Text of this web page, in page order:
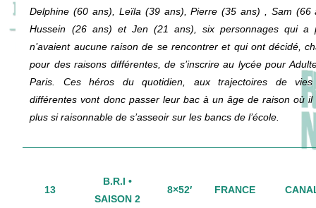
Delphine (60 ans), Leïla (39 ans), Pierre (35 ans)
, Sam (66
Hussein (26 ans) et Jen (21 ans), six personnages qui a
n’avaient aucune raison de se rencontrer et qui ont décidé,
pour des raisons différentes, de s’inscrire au lycée pour
Paris. Ces héros du quotidien, aux trajectoires de
différentes vont donc passer leur bac à un âge de raison où il
plus si raisonnable de s’asseoir sur les bancs de l’école.
13
B.R.I •
SAISON 2
8×52′ FRANCE